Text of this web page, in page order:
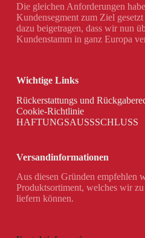
Die gleichen Anforderungen
Kundensegment zum Ziel
dazu beigetragen, dass wir nun
Kundenstamm in ganz Europa
Wichtige Links
Rückerstattungs und
Cookie-Richtlinie
HAFTUNGSAUSSSCHLUSS
Versandinformationen
Aus diesen Gründen empfehlen
Produktsortiment, welches wir
liefern können.